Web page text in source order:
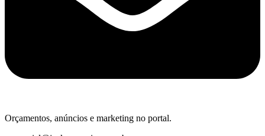
Orçamentos, anúncios e marketing no portal.